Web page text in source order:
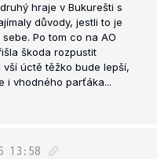
hraje v Bukurešti s
důvody, jestli to je
Po tom co na AO
škoda rozpustit
úctě těžko bude lepší,
i vhodného parťáka...
13:58